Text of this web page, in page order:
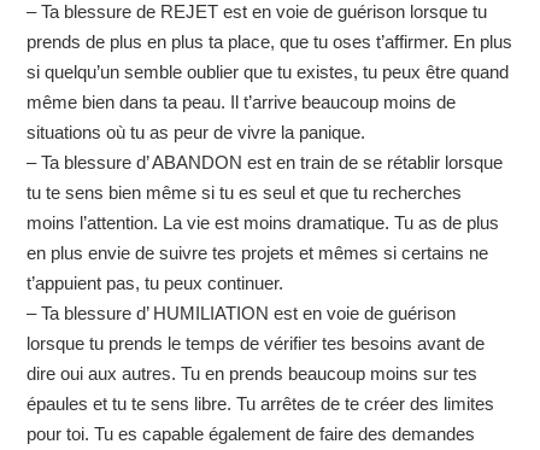
– Ta blessure de REJET est en voie de guérison lorsque tu
prends de plus en plus ta place, que tu oses t’affirmer. En plus
si quelqu’un semble oublier que tu existes, tu peux être quand
même bien dans ta peau. Il t’arrive beaucoup moins de
situations où tu as peur de vivre la panique.
– Ta blessure d’ ABANDON est en train de se rétablir lorsque
tu te sens bien même si tu es seul et que tu recherches
moins l’attention. La vie est moins dramatique. Tu as de plus
en plus envie de suivre tes projets et mêmes si certains ne
t’appuient pas, tu peux continuer.
– Ta blessure d’ HUMILIATION est en voie de guérison
lorsque tu prends le temps de vérifier tes besoins avant de
dire oui aux autres. Tu en prends beaucoup moins sur tes
épaules et tu te sens libre. Tu arrêtes de te créer des limites
pour toi. Tu es capable également de faire des demandes